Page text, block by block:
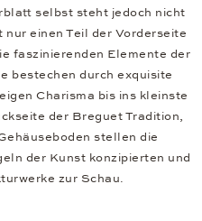
selbst steht jedoch nicht
einen Teil der Vorderseite
faszinierenden Elemente der
bestechen durch exquisite
Charisma bis ins kleinste
der Breguet Tradition,
stellen die
der Kunst konzipierten und
zur Schau.